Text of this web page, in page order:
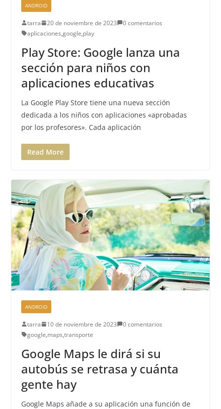
ANDROID
tarra 20 de noviembre de 2023
0 comentarios
aplicaciones,google,play
Play Store: Google lanza una
sección para niños con
aplicaciones educativas
La Google Play Store tiene una nueva sección
dedicada a los niños con aplicaciones «aprobadas
por los profesores». Cada aplicación
Read More
ANDROID
tarra 10 de noviembre de 2023
0 comentarios
google,maps,transporte
Google Maps le dirá si su
autobús se retrasa y cuánta
gente hay
Google Maps añade a su aplicación una función de